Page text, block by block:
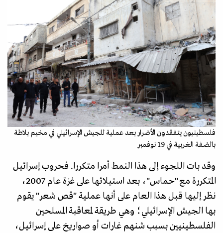
EPA
فلسطينيون يتفقدون الأضرار بعد عملية للجيش الإسرائيلي في مخيم بلاطة
بالضفة الغربية في 19 نوفمبر
وقد بات اللجوء إلى هذا النمط أمرا متكررا. فحروب إسرائيل
المتكررة مع "حماس"، بعد استيلائها على غزة عام 2007،
نظر إليها قبل هذا العام على أنها عملية "قص شعر" يقوم
بها الجيش الإسرائيلي؛ وهي طريقة لمعاقبة المسلحين
الفلسطينيين بسبب شنهم غارات أو صواريخ على إسرائيل،